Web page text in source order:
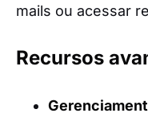
mails ou acessar
Recursos